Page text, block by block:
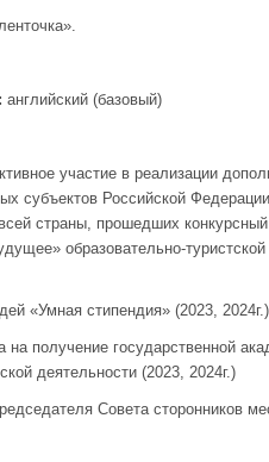
английский (базовый)
участие в реализации
субъектов Российской
страны, прошедших
образовательно-
«Умная стипендия» (2023, 2024г.)
получение государственной
деятельности (2023, 2024г.)
Совета сторонников